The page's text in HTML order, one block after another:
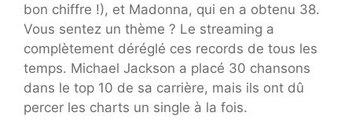
bon chiffre !), et Madonna, qui en a obtenu 38.
Vous sentez un thème ? Le streaming a
complètement déréglé ces records de tous les
temps. Michael Jackson a placé 30 chansons
dans le top 10 de sa carrière, mais ils ont dû
percer les charts un single à la fois.